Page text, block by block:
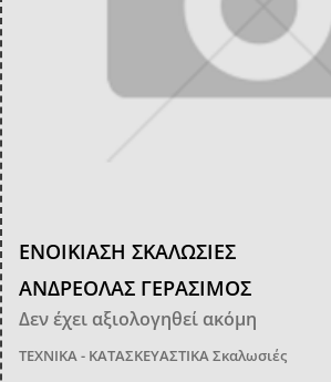
ΕΝΟΙΚΙΑΣΗ ΣΚΑΛΩΣΙΕΣ
ΑΝΔΡΕΟΛΑΣ ΓΕΡΑΣΙΜΟΣ
Δεν έχει αξιολογηθεί ακόμη
ΤΕΧΝΙΚΑ - ΚΑΤΑΣΚΕΥΑΣΤΙΚΑΣκαλωσιές